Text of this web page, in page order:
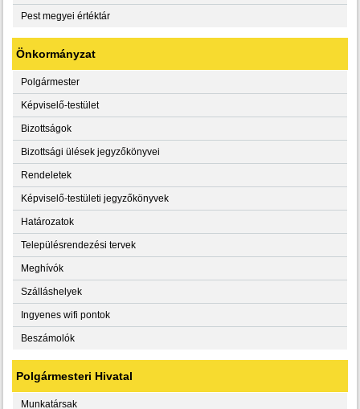
Pest megyei értéktár
Önkormányzat
Polgármester
Képviselő-testület
Bizottságok
Bizottsági ülések jegyzőkönyvei
Rendeletek
Képviselő-testületi jegyzőkönyvek
Határozatok
Településrendezési tervek
Meghívók
Szálláshelyek
Ingyenes wifi pontok
Beszámolók
Polgármesteri Hivatal
Munkatársak